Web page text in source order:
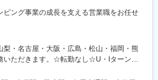
ピング事業の成長を支える営業職をお任せ
梨・名古屋・大阪・広島・松山・福岡・熊
いただきます。☆転勤なし☆U・Iターン歓
は希望を考慮して決定します。※受動喫煙対